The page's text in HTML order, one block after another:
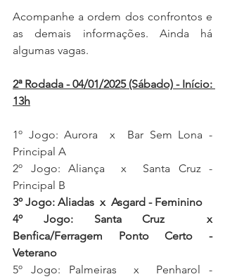
Acompanhe a ordem dos confrontos e
as demais informações. Ainda há
algumas vagas.
2ª Rodada - 04/01/2025 (Sábado) - Início:
13h
1º Jogo: Aurora  x  Bar Sem Lona -
Principal A
2º Jogo: Aliança  x  Santa Cruz -
Principal B
3º Jogo: Aliadas  x  Asgard - Feminino
4º Jogo: Santa Cruz  x
Benfica/Ferragem Ponto Certo -
Veterano
5º Jogo: Palmeiras  x  Penharol -